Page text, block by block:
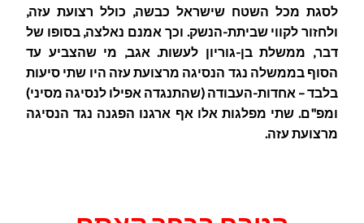
לסגת מכל השטח שישראל כבשה, כולל רצועת עזה,
ולחזור לקווי שביתת-הנשק. וכך אמנם נאלצה, בסופו של
דבר, ממשלת בן-גוריון לעשות. אגב, מי שהצביע עד
הסוף בממשלה נגד הנסיגה מרצועת עזה היו שתי סיעות
בלבד – אחדות-העבודה (שהתנגדה אפילו לנסיגה מסיני)
ומפ"ם. שתי מפלגות אלו אף ארגנו הפגנה נגד הנסיגה
מרצועת עזה.